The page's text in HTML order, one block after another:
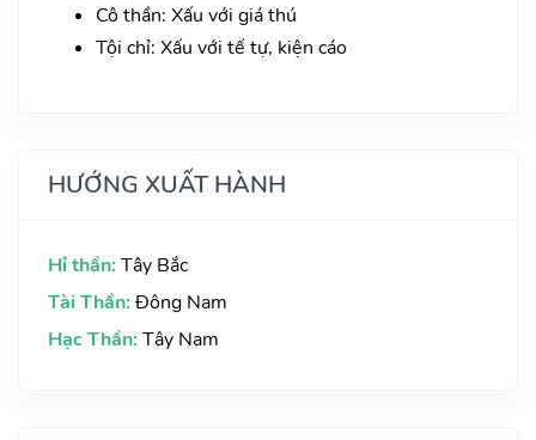
Cô thần: Xấu với giá thú
Tội chỉ: Xấu với tế tự, kiện cáo
HƯỚNG XUẤT HÀNH
Hỉ thần: Tây Bắc
Tài Thần: Đông Nam
Hạc Thần: Tây Nam